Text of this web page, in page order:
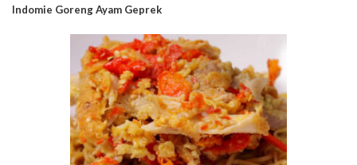
Indomie Goreng Ayam Geprek